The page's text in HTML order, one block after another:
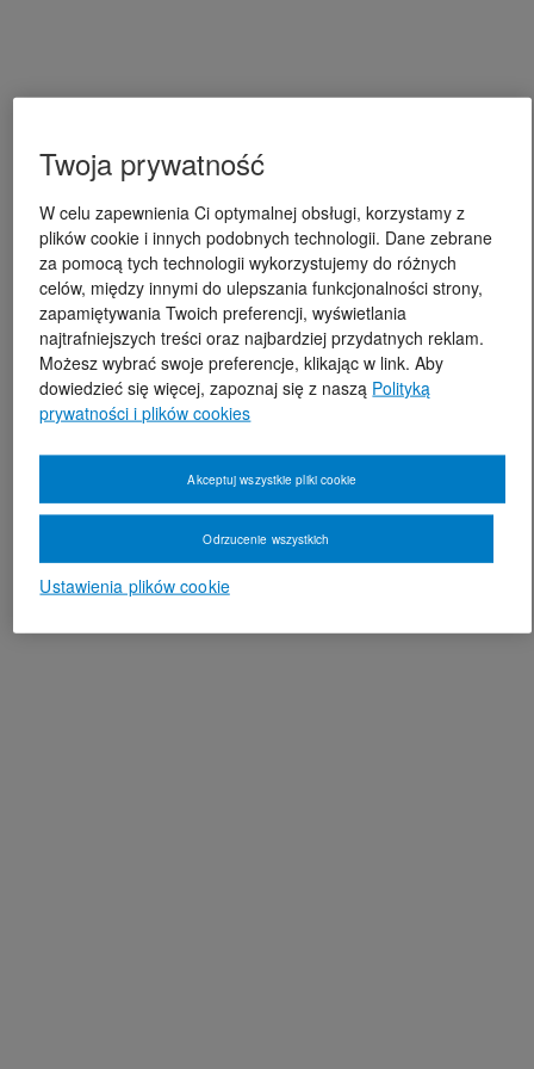
Twoja prywatność
W celu zapewnienia Ci optymalnej obsługi, korzystamy z
plików cookie i innych podobnych technologii. Dane zebrane
za pomocą tych technologii wykorzystujemy do różnych
celów, między innymi do ulepszania funkcjonalności strony,
zapamiętywania Twoich preferencji, wyświetlania
najtrafniejszych treści oraz najbardziej przydatnych reklam.
Możesz wybrać swoje preferencje, klikając w link. Aby
dowiedzieć się więcej, zapoznaj się z naszą Polityką
prywatności i plików cookies
Ustawienia plików cookie
Odrzucenie wszystkich
Akceptuj wszystkie pliki cookie